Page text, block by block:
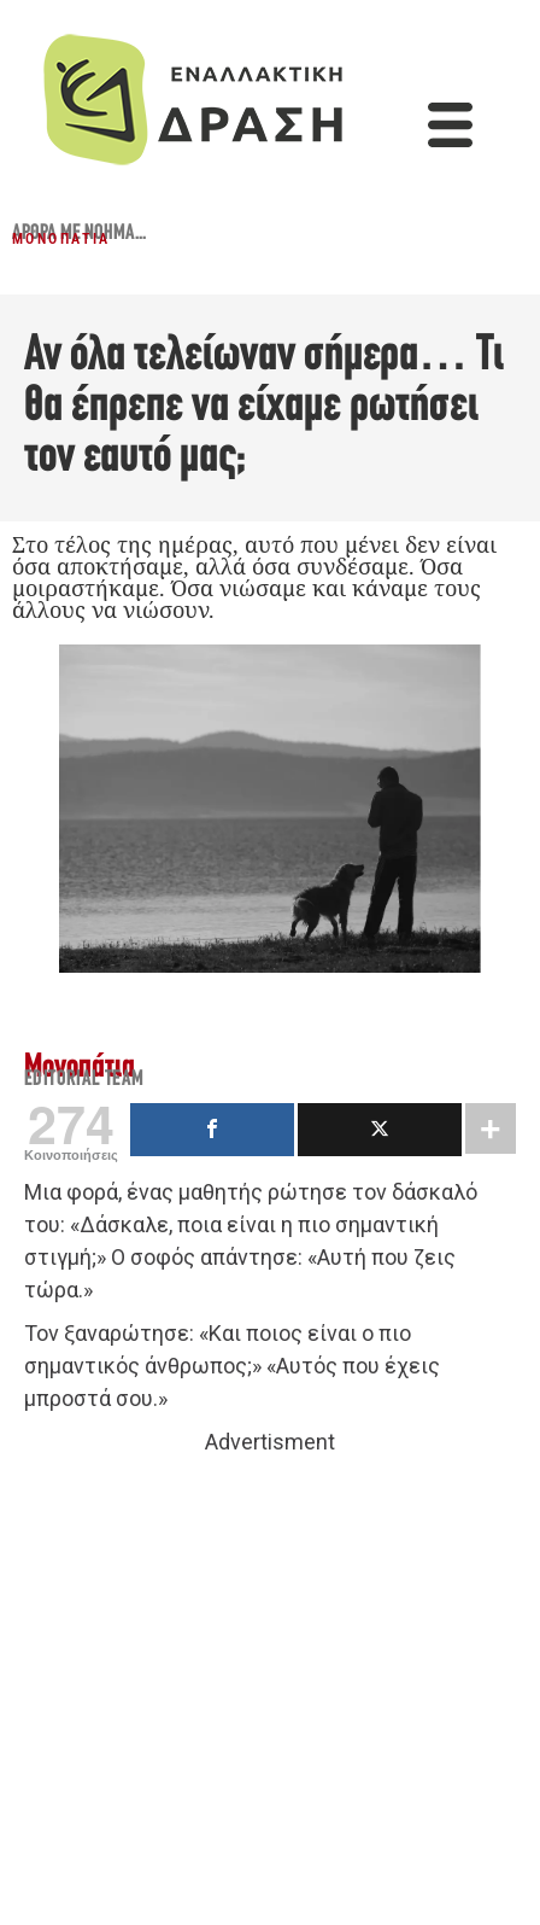
ΆΡΘΡΑ ΜΕ ΝΌΗΜΑ...
ΜΟΝΟΠΆΤΙΑ
Αν όλα τελείωναν σήμερα… Τι
θα έπρεπε να είχαμε ρωτήσει
τον εαυτό μας;
Στο τέλος της ημέρας, αυτό που μένει δεν είναι
όσα αποκτήσαμε, αλλά όσα συνδέσαμε. Όσα
μοιραστήκαμε. Όσα νιώσαμε και κάναμε τους
άλλους να νιώσουν.
Μονοπάτια
EDITORIAL TEAM
274
Κοινοποιήσεις
Μια φορά, ένας μαθητής ρώτησε τον δάσκαλό
του: «Δάσκαλε, ποια είναι η πιο σημαντική
στιγμή;» Ο σοφός απάντησε: «Αυτή που ζεις
τώρα.»
Τον ξαναρώτησε: «Και ποιος είναι ο πιο
σημαντικός άνθρωπος;» «Αυτός που έχεις
μπροστά σου.»
Advertisment